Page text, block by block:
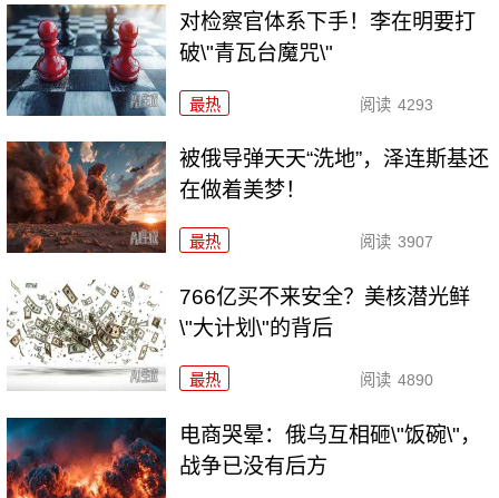
对检察官体系下手！李在明要打
破\"青瓦台魔咒\"
最热 阅读 4293
被俄导弹天天“洗地”，泽连斯基还
在做着美梦！
最热 阅读 3907
766亿买不来安全？美核潜光鲜
\"大计划\"的背后
最热 阅读 4890
电商哭晕：俄乌互相砸\"饭碗\"，
战争已没有后方